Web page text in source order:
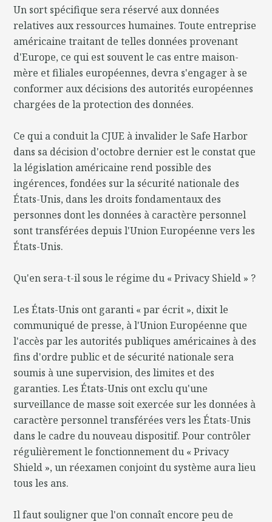
Un sort spécifique sera réservé aux données
relatives aux ressources humaines. Toute entreprise
américaine traitant de telles données provenant
d'Europe, ce qui est souvent le cas entre maison-
mère et filiales européennes, devra s'engager à se
conformer aux décisions des autorités européennes
chargées de la protection des données.
Ce qui a conduit la CJUE à invalider le Safe Harbor
dans sa décision d'octobre dernier est le constat que
la législation américaine rend possible des
ingérences, fondées sur la sécurité nationale des
États-Unis, dans les droits fondamentaux des
personnes dont les données à caractère personnel
sont transférées depuis l'Union Européenne vers les
États-Unis.
Qu'en sera-t-il sous le régime du « Privacy Shield » ?
Les États-Unis ont garanti « par écrit », dixit le
communiqué de presse, à l'Union Européenne que
l'accès par les autorités publiques américaines à des
fins d'ordre public et de sécurité nationale sera
soumis à une supervision, des limites et des
garanties. Les États-Unis ont exclu qu'une
surveillance de masse soit exercée sur les données à
caractère personnel transférées vers les États-Unis
dans le cadre du nouveau dispositif. Pour contrôler
régulièrement le fonctionnement du « Privacy
Shield », un réexamen conjoint du système aura lieu
tous les ans.
Il faut souligner que l'on connaît encore peu de